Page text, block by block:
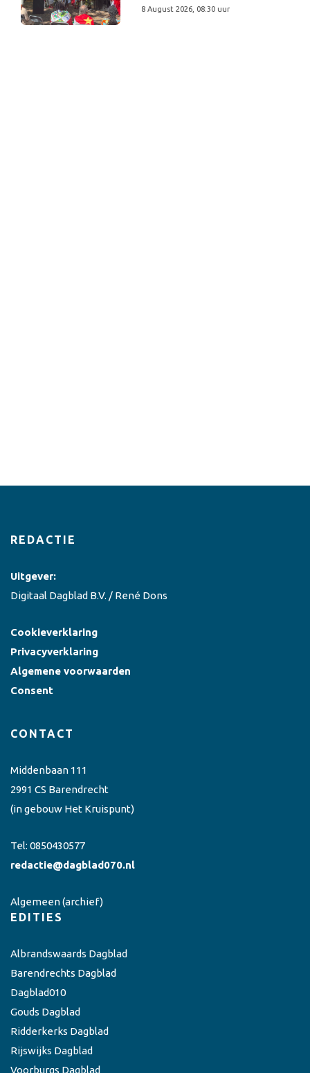
8 August 2026, 08:30 uur
REDACTIE
Uitgever:
Digitaal Dagblad B.V. / René Dons
Cookieverklaring
Privacyverklaring
Algemene voorwaarden
Consent
CONTACT
Middenbaan 111
2991 CS Barendrecht
(in gebouw Het Kruispunt)
Tel: 0850430577
redactie@dagblad070.nl
Algemeen(archief)
EDITIES
Albrandswaards Dagblad
Barendrechts Dagblad
Dagblad010
Gouds Dagblad
Ridderkerks Dagblad
Rijswijks Dagblad
Voorburgs Dagblad